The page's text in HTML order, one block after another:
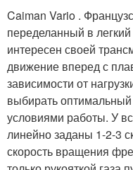
Caiman Vario .
переделанный в
интересен своей
движение вперед с
зависимости от
выбирать
условиями работы. У
линейно заданы 1-2-3
скорость вращения